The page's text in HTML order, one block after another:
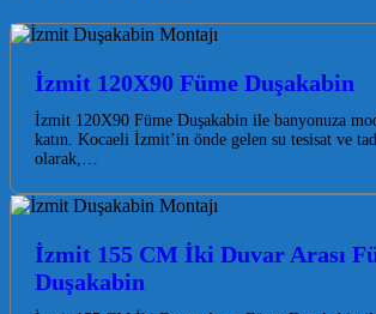
İzmit 120X90 Füme Duşakabin
İzmit 120X90 Füme Duşakabin ile banyonuza
katın. Kocaeli İzmit’in önde gelen su tesisat ve
olarak,…
İzmit 155 CM İki Duvar Arası
Duşakabin